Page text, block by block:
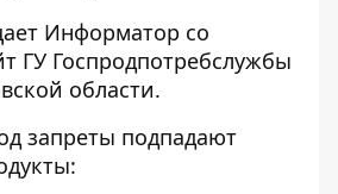
Информатор со
ГУ Госпродпотребслужбы
области.
запреты подпадают